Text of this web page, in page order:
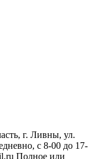
г. Ливны, ул.
с 8-00 до 17-
Полное или